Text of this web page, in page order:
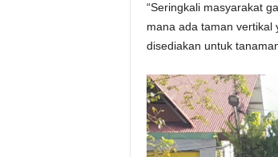
“Seringkali masyarakat
mana ada taman vertikal
disediakan untuk